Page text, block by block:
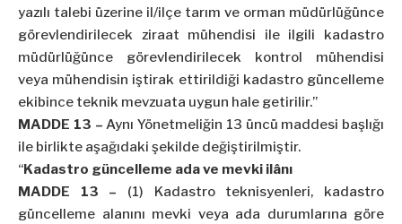
yazılı talebi üzerine il/ilçe tarım ve orman müdürlüğünce
görevlendirilecek ziraat mühendisi ile ilgili kadastro
müdürlüğünce görevlendirilecek kontrol mühendisi
veya mühendisin iştirak ettirildiği kadastro güncelleme
ekibince teknik mevzuata uygun hale getirilir.”
MADDE 13 –Aynı Yönetmeliğin 13 üncü maddesi başlığı
ile birlikte aşağıdaki şekilde değiştirilmiştir.
“Kadastro güncelleme ada ve mevki ilânı
MADDE 13 – (1) Kadastro teknisyenleri, kadastro
güncelleme alanını mevki veya ada durumlarına göre